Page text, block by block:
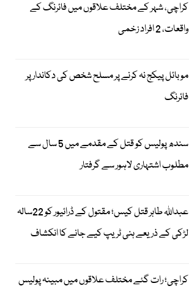
کراچی، شہر کے مختلف علاقوں میں فائرنگ کے
واقعات، 2 افراد زخمی
موبائل پیکج نہ کرنے پر مسلح شخص کی دکاندار پر
فائرنگ
سندھ پولیس کو قتل کے مقدمے میں 5 سال سے
مطلوب اشتہاری لاہور سے گرفتار
عبداللہ طاہر قتل کیس؛ مقتول کے ڈرائیور کو 22سالہ
لڑکی کے ذریعے ہنی ٹریپ کیے جانے کا انکشاف
کراچی؛ رات گئے مختلف علاقوں میں مبینہ پولیس